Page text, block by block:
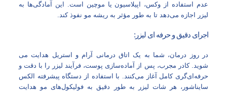
عدم استفاده از وکس، اپیلاسیون یا موچین است. این آمادگی‌ها به
لیزر اجازه می‌دهد تا به طور مؤثر به ریشه مو نفوذ کند.
اجرای دقیق و حرفه‌ ای لیزر:
در روز درمان، شما به یک اتاق درمانی آرام و استریل هدایت می‌
شوید. کادر مجرب، پس از آماده‌سازی پوست، فرآیند لیزر را با دقت و
حرفه‌ای‌گری کامل آغاز می‌کنند. با استفاده از دستگاه پیشرفته الکس
سایناشور، هر شات لیزر به طور دقیق به فولیکول‌های مو هدایت